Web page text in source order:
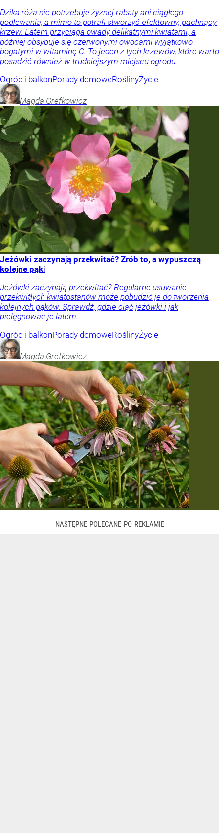
Dzika róża nie potrzebuje żyznej rabaty ani ciągłego
podlewania, a mimo to potrafi stworzyć efektowny, pachnący
krzew. Latem przyciąga owady delikatnymi kwiatami, a
później obsypuje się czerwonymi owocami wyjątkowo
bogatymi w witaminę C. To jeden z tych krzewów, które warto
posadzić również w trudniejszym miejscu ogrodu.
Ogród i balkonPorady domoweRoślinyŻycie
Magda Grefkowicz
Jeżówki zaczynają przekwitać? Zrób to, a wypuszczą
kolejne pąki
Jeżówki zaczynają przekwitać? Regularne usuwanie
przekwitłych kwiatostanów może pobudzić je do tworzenia
kolejnych pąków. Sprawdź, gdzie ciąć jeżówki i jak
pielęgnować je latem.
Ogród i balkonPorady domoweRoślinyŻycie
Magda Grefkowicz